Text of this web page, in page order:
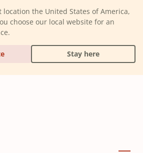
the United States of America,
choose our local website for an
Stay here